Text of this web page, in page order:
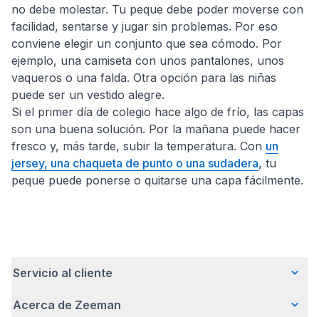
no debe molestar. Tu peque debe poder moverse con
facilidad, sentarse y jugar sin problemas. Por eso
conviene elegir un conjunto que sea cómodo. Por
ejemplo, una camiseta con unos pantalones, unos
vaqueros o una falda. Otra opción para las niñas
puede ser un vestido alegre.
Si el primer día de colegio hace algo de frío, las capas
son una buena solución. Por la mañana puede hacer
fresco y, más tarde, subir la temperatura. Con un
jersey, una chaqueta de punto o una sudadera, tu
peque puede ponerse o quitarse una capa fácilmente.
Servicio al cliente
Preguntas frecuentes
Acerca de Zeeman